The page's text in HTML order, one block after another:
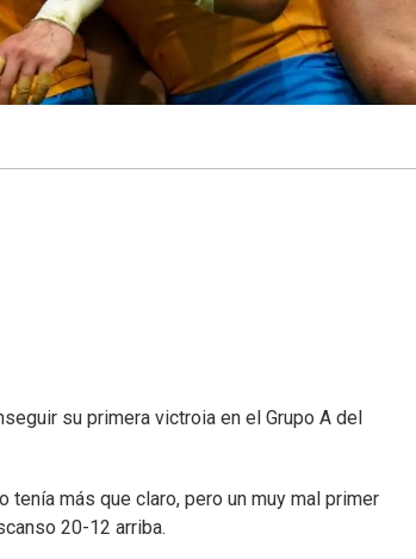
su primera victroia en el Grupo A del
lo tenía más que claro, pero un muy mal primer
20-12 arriba.